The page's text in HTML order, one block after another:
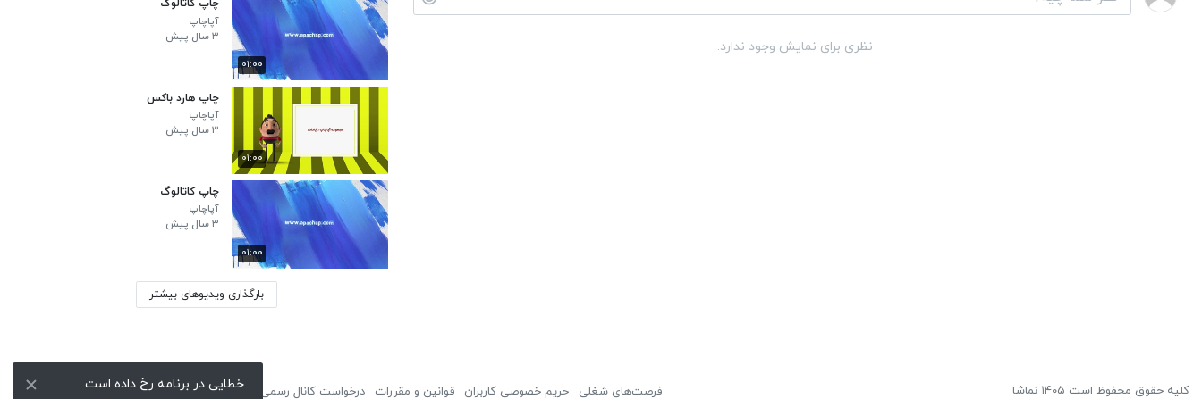
نظری برای نمایش وجود ندارد.
۰۱:۰۰
چاپ کاتالوگ
آپاچاپ
۳ سال پیش
۰۱:۰۰
چاپ هارد باکس
آپاچاپ
۳ سال پیش
۰۱:۰۰
چاپ کاتالوگ
آپاچاپ
۳ سال پیش
بارگذاری ویدیوهای بیشتر
کلیه حقوق محفوظ است ۱۴۰۵ نماشا فرصت‌های شغلی حریم خصوصی کاربران قوانین و مقررات درخواست کانال رسمی لوگوی نماشا تبلیغات گزارش تخلف تماس با ما خطایی در برنامه رخ داده است.